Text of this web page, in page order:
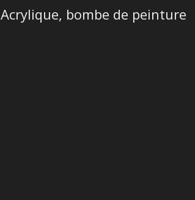
Acrylique, bombe de peinture